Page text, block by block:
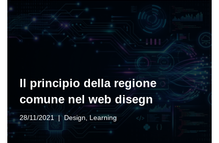
Il principio della regione
comune nel web disegn
28/11/2021 Design,Learning